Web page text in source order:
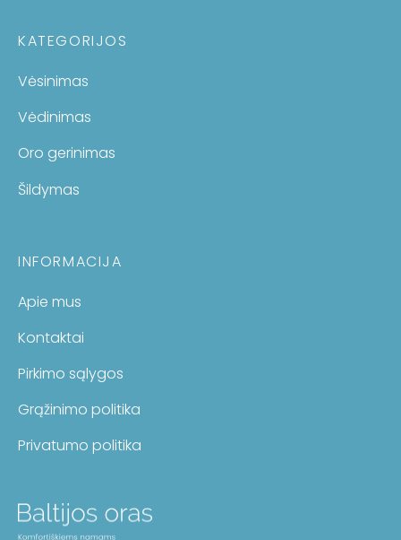
KATEGORIJOS
Vėsinimas
Vėdinimas
Oro gerinimas
Šildymas
INFORMACIJA
Apie mus
Kontaktai
Pirkimo sąlygos
Grąžinimo politika
Privatumo politika